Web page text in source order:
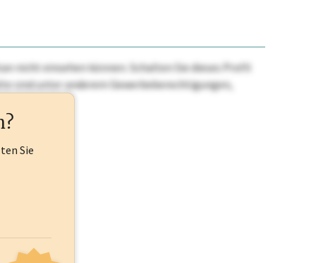
nicht einsehen können. Schalten Sie dieses Profil
sind unter anderem Gewerbeberechtigungen,
Sie